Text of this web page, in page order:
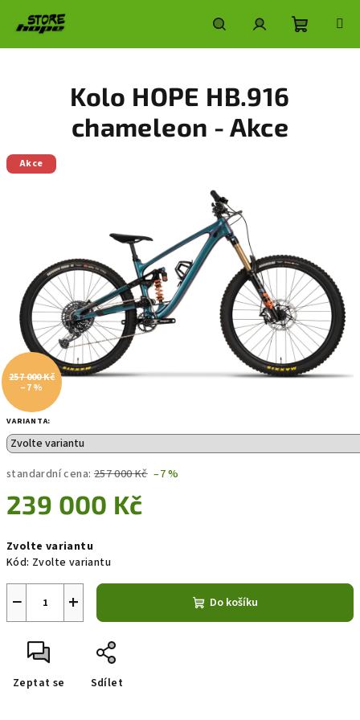
HledatPřihlášeníNákupní
VARIANTA:
standardní cena: 257 000 Kč –7 %
239 000 Kč
cena:
Zvolte variantu
Kód: Zvolte variantu
+
− Do košíku
Zeptat se Sdílet
Kolo HOPE HB.916
chameleon - Akce
Akce
257 000 Kč
–7 %